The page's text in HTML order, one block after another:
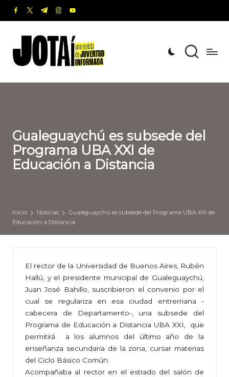
Saltar
contenido
facebook.com
twitter.com
t.me instagram.com
youtube.com
o
t
revista
de
Informada
Gualeguaychú es subsede del
Programa UBA XXI de
Educación a Distancia
Inicio Noticias
Gualeguaychú es subsede del Programa UBA XXI de
Educación a Distancia
El rector de la Universidad de Buenos Aires, Rubén
Hallú, y el presidente municipal de Gualeguaychú,
Juan José Bahillo, suscribieron el convenio por el
cual se regulariza en esa ciudad entrerriana -
cabecera de Departamento-, una subsede del
Programa de Educación a Distancia UBA XXI, que
permitirá a los alumnos del último año de la
enseñanza secundaria de la zona, cursar materias
del Ciclo Básico Común.
Acompañaba al rector en el estrado del salón de